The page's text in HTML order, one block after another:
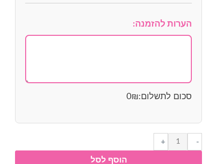
הערות להזמנה:
סכום לתשלום: 0₪
-
כמות
של
+
הוסף לסל